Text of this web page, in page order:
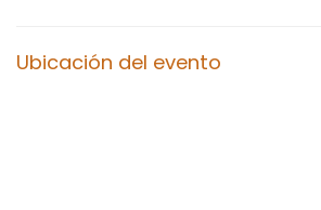
Ubicación del evento